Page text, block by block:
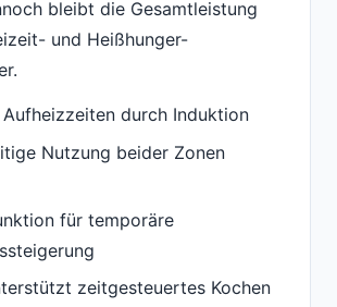
bleibt die Gesamtleistung
und Heißhunger-
Aufheizzeiten durch Induktion
Nutzung beider Zonen
für temporäre
zeitgesteuertes Kochen